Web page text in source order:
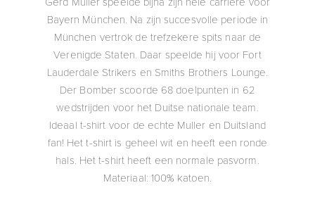
Bayern München. Na zijn succesvolle periode in
München vertrok de trefzekere spits naar de
Verenigde Staten. Daar speelde hij voor Fort
Lauderdale Strikers en Smiths Brothers Lounge.
Der Bomber scoorde 68 doelpunten in 62
wedstrijden voor het Duitse nationale team.
Ideaal t-shirt voor de echte Muller en Duitsland
fan! Het t-shirt is geheel wit en heeft een ronde
hals. Het t-shirt heeft een normale pasvorm.
Materiaal: 100% katoen.